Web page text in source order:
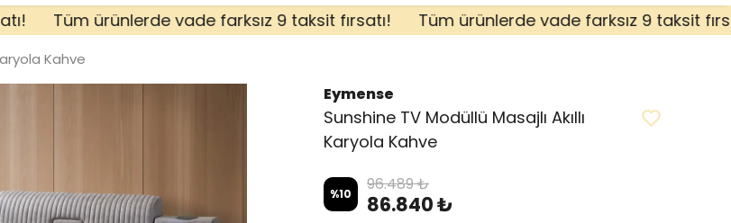
Tüm ürünlerde vade farksız 9 taksit fırsatı! Tüm ürünlerde vade farksız 9 taksit fırsatı!
Kahve
Eymense
Sunshine TV Modüllü Masajlı Akıllı
Karyola Kahve
%10 96.489 ₺
86.840 ₺